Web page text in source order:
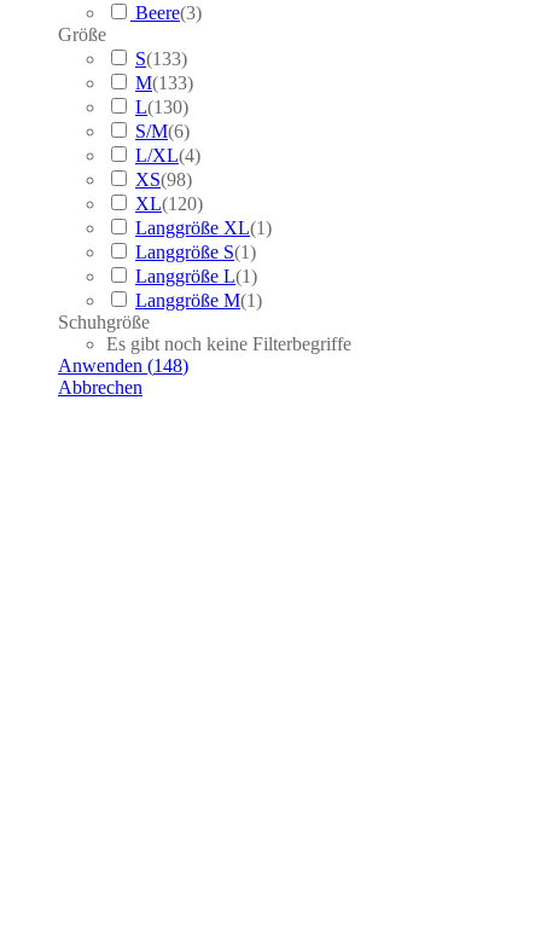
Beere(3)
Größe
S(133)
M(133)
L(130)
S/M(6)
L/XL(4)
XS(98)
XL(120)
Langgröße XL(1)
Langgröße S(1)
Langgröße L(1)
Langgröße M(1)
Schuhgröße
Es gibt noch keine Filterbegriffe
Anwenden (148)
Abbrechen